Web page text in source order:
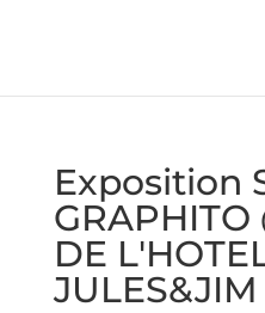
Exposition
GRAPHITO
DE
JULES&JIM